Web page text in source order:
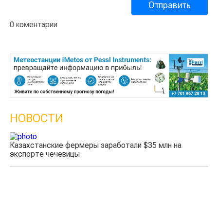
0 коментарии
НОВОСТИ
Казахстанские фермеры заработали $35 млн на
экспорте чечевицы